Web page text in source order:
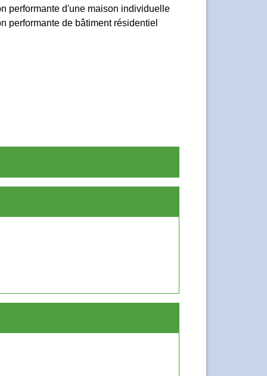
performante d'une maison individuelle
performante de bâtiment résidentiel